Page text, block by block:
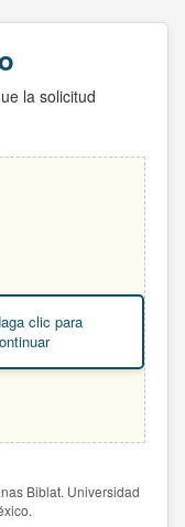
la solicitud
clic para
Biblat. Universidad